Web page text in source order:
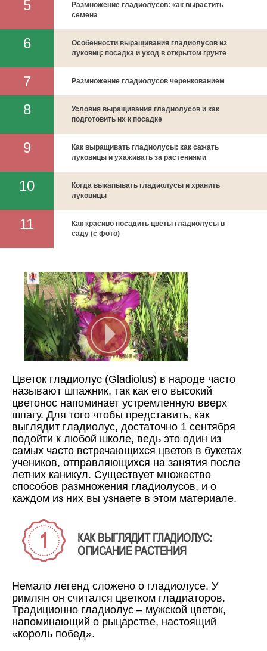
Размножение гладиолусов: как вырастить
семена
Особенности выращивания гладиолусов из
луковиц: посадка и уход в открытом грунте
Размножение гладиолусов черенкованием
Условия выращивания гладиолусов и как
подготовить их к посадке
Как выращивать гладиолусы: как сажать
луковицы и ухаживать за растениями
Когда выкапывать гладиолусы и хранить
луковицы
Как красиво посадить цветы гладиолусы в
саду (с фото)
Цветок гладиолус (Gladiolus) в народе часто
называют шпажник, так как его высокий
цветонос напоминает устремленную вверх
шпагу. Для того чтобы представить, как
выглядит гладиолус, достаточно 1 сентября
подойти к любой школе, ведь это один из
самых часто встречающихся цветов в букетах
учеников, отправляющихся на занятия после
летних каникул. Существует множество
способов размножения гладиолусов, и о
каждом из них вы узнаете в этом материале.
КАК ВЫГЛЯДИТ ГЛАДИОЛУС:
ОПИСАНИЕ РАСТЕНИЯ
Немало легенд сложено о гладиолусе. У
римлян он считался цветком гладиаторов.
Традиционно гладиолус – мужской цветок,
напоминающий о рыцарстве, настоящий
«король побед».